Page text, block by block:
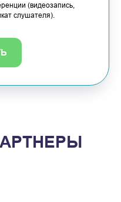
(видеозапись,
слушателя).